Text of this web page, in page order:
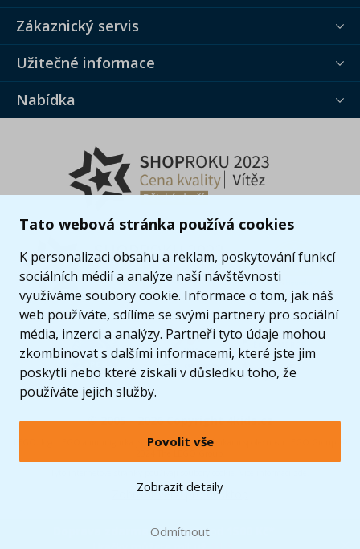
Tato webová stránka používá cookies
K personalizaci obsahu a reklam, poskytování funkcí
sociálních médií a analýze naší návštěvnosti
využíváme soubory cookie. Informace o tom, jak náš
web používáte, sdílíme se svými partnery pro sociální
média, inzerci a analýzy. Partneři tyto údaje mohou
zkombinovat s dalšími informacemi, které jste jim
poskytli nebo které získali v důsledku toho, že
používáte jejich služby.
Povolit vše
Zobrazit detaily
Odmítnout
Zákaznický servis
Užitečné informace
Nabídka
© 2005 - 2026 Copyright 4kids.cz
LEGO, logo LEGO a minifigurka jsou ochrannými známkami společnosti LEGO Group. ©
Zobrazit verzi pro desktop
při nákupu od